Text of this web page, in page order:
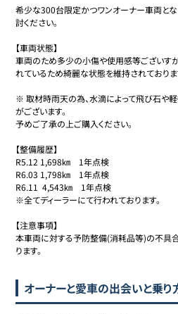
希少な300台限定かつワンオーナー車両とな
討ください。
【車両状態】
車両のため多少の小傷や使用感等ございす
れているため綺麗な状態を維持されておりま
※ 取材時雨天の為、水滴によって飛び石や
がございます。
予めご了承の上ご購入ください。
【整備履歴】
R5.12 1,698㎞　1年点検
R6.03 1,798㎞　1年点検
R6.11  4,543㎞　1年点検
※全てディーラーにて行われております。
【注意事項】
本車両に対する予防整備(消耗品等)の不具
ります。
オーナーと愛車の出会いと乗り